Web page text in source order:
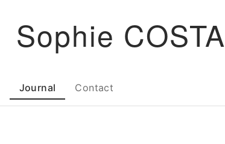
Sophie COSTA
Journal Contact